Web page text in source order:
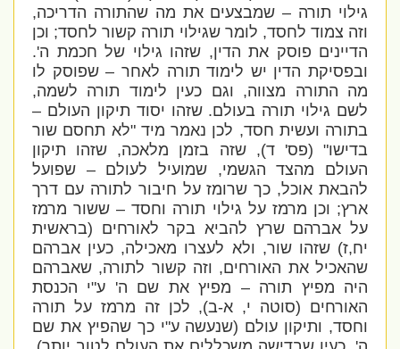
גילוי תורה – שמבצעים את מה שהתורה הדריכה,
וזה צמוד לחסד, לומר שגילוי תורה קשור לחסד; וכן
הדיינים פוסק את הדין, שזהו גילוי של חכמת ה'.
ובפסיקת הדין יש לימוד תורה לאחר – שפוסק לו
מה התורה מצווה, וגם כעין לימוד תורה לשמה,
לשם גילוי תורה בעולם. שזהו יסוד תיקון העולם –
בתורה ועשית חסד, לכן נאמר מיד "לא תחסם שור
בדישו" (פס' ד), שזה בזמן מלאכה, שזהו תיקון
העולם מהצד הגשמי, שמועיל לעולם – שפועל
להבאת אוכל, כך שרומז על חיבור לתורה עם דרך
ארץ; וכן מרמז על גילוי תורה וחסד – ששור מרמז
על אברהם שרץ להביא בקר לאורחים (בראשית
יח,ז) שזהו שור, ולא לעצרו מאכילה, כעין אברהם
שהאכיל את האורחים, וזה קשור לתורה, שאברהם
היה מפיץ תורה – מפיץ את שם ה' ע"י הכנסת
האורחים (סוטה י, א-ב), לכן זה מרמז על תורה
וחסד, ותיקון עולם (שנעשה ע"י כך שהפיץ את שם